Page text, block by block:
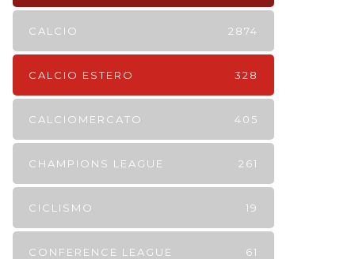
CALCIO 2874
CALCIO ESTERO 328
CALCIOMERCATO 405
CHAMPIONS LEAGUE 261
CICLISMO 19
CONFERENCE LEAGUE 61